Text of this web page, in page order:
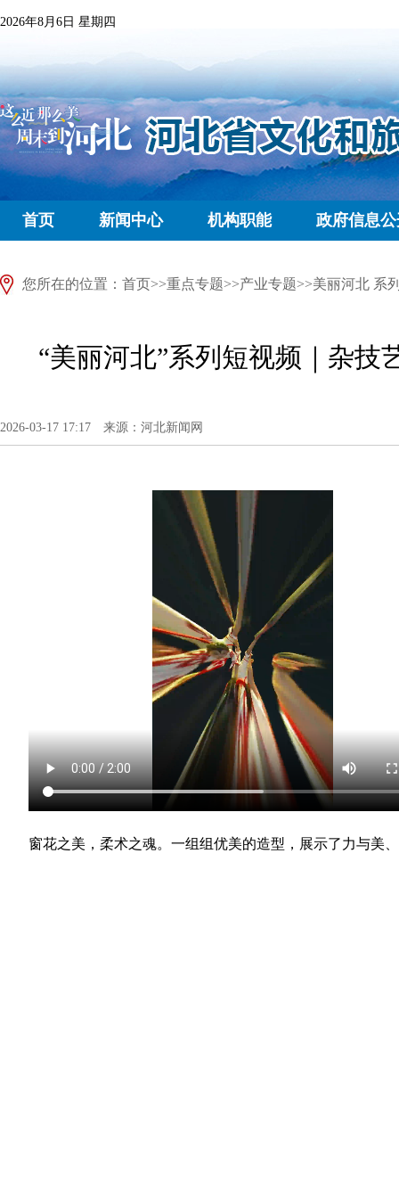
2026年8月6日 星期四
首页 新闻中心 机构职能 政府信息
您所在的位置： 首页>>重点专题>>产业专题>>美丽河北 系
“美丽河北”系列短视频｜杂
2026-03-17 17:17 来源：河北新闻网
窗花之美，柔术之魂。一组组优美的造型，展示了力与美